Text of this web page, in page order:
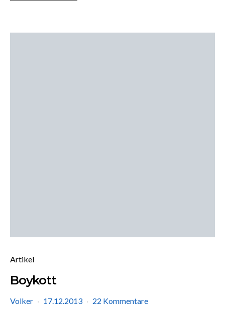
Artikel
Boykott
Volker 17.12.2013 22 Kommentare